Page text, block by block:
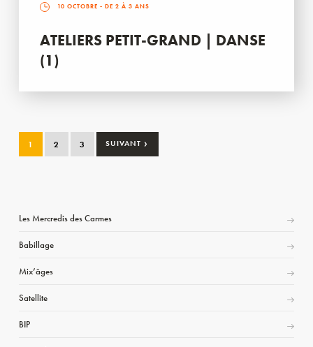
10 OCTOBRE - DE 2 À 3 ANS
ATELIERS PETIT-GRAND | DANSE
(1)
1 2 3 SUIVANT ›
Les Mercredis des Carmes
Babillage
Mix’âges
Satellite
BIP